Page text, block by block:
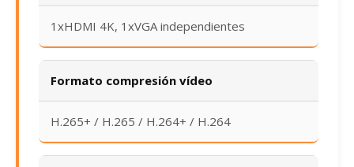
1xHDMI 4K, 1xVGA independientes
Formato compresión vídeo
H.265+ / H.265 / H.264+ / H.264